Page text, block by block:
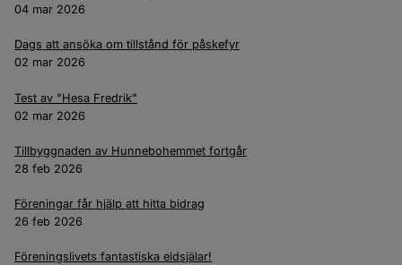
04 mar 2026
Dags att ansöka om tillstånd för påskefyr
02 mar 2026
Test av "Hesa Fredrik"
02 mar 2026
Tillbyggnaden av Hunnebohemmet fortgår
28 feb 2026
Föreningar får hjälp att hitta bidrag
26 feb 2026
Föreningslivets fantastiska eldsjälar!